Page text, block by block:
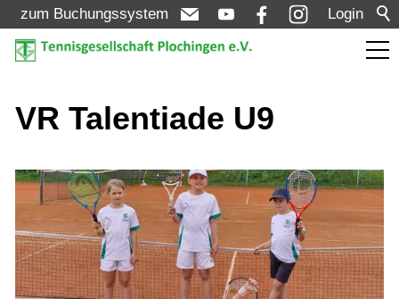
Login
zum Buchungssystem
Aktuelles
Turniere
Verein
Mannschaften
VR Talentiade U9